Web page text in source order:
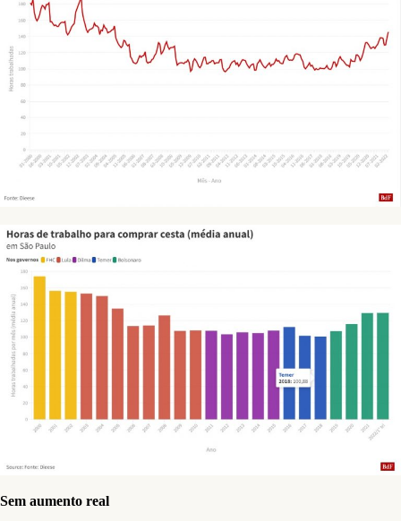
Sem aumento real